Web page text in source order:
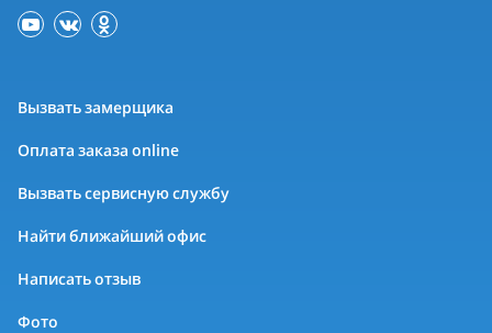
Вызвать замерщика
Оплата заказа online
Вызвать сервисную службу
Найти ближайший офис
Написать отзыв
Фото